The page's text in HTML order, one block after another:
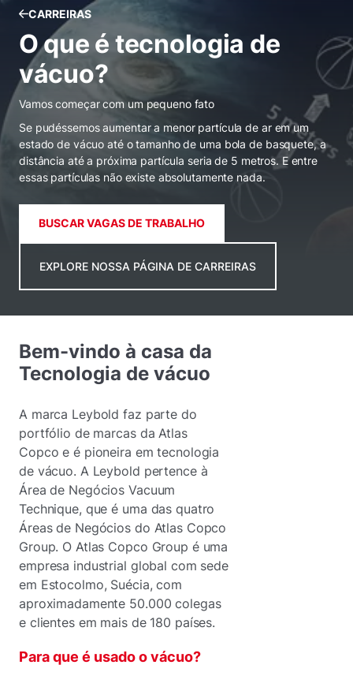
CARREIRAS
O que é tecnologia de
vácuo?
Vamos começar com um pequeno fato
Se pudéssemos aumentar a menor partícula de ar em um
estado de vácuo até o tamanho de uma bola de basquete, a
distância até a próxima partícula seria de 5 metros. E entre
essas partículas não existe absolutamente nada.
BUSCAR VAGAS DE TRABALHO
EXPLORE NOSSA PÁGINA DE CARREIRAS
Bem-vindo à casa da
Tecnologia de vácuo
A marca Leybold faz parte do
portfólio de marcas da Atlas
Copco e é pioneira em tecnologia
de vácuo. A Leybold pertence à
Área de Negócios Vacuum
Technique, que é uma das quatro
Áreas de Negócios do Atlas Copco
Group. O Atlas Copco Group é uma
empresa industrial global com sede
em Estocolmo, Suécia, com
aproximadamente 50.000 colegas
e clientes em mais de 180 países.
Para que é usado o vácuo?